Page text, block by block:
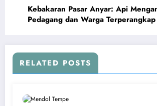
Kebakaran Pasar Anyar: Api
Pedagang dan Warga Terperangkap
RELATED POSTS